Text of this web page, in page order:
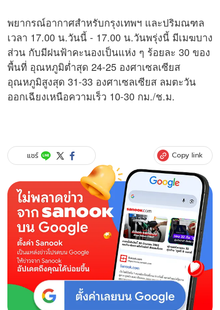
พยากรณ์อากาศสำหรับกรุงเทพฯ และปริมณฑล
เวลา 17.00 น.วันนี้ - 17.00 น.วันพรุ่งนี้ มีเมฆบาง
ส่วน กับมีฝนฟ้าคะนองเป็นแห่ง ๆ ร้อยละ 30 ของ
พื้นที่ อุณหภูมิต่ำสุด 24-25 องศาเซลเซียส
อุณหภูมิสูงสุด 31-33 องศาเซลเซียส ลมตะวัน
ออกเฉียงเหนือความเร็ว 10-30 กม./ช.ม.
แชร์ Copy link